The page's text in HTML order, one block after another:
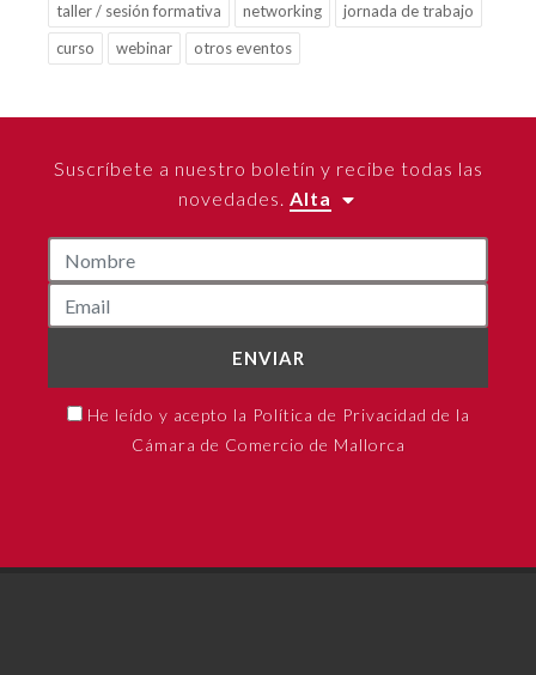
taller / sesión formativa
networking
jornada de trabajo
curso
webinar otros eventos
Suscríbete a nuestro boletín y recibe todas las
novedades. Alta
ENVIAR
He leído y acepto la Política de Privacidad de la
Cámara de Comercio de Mallorca